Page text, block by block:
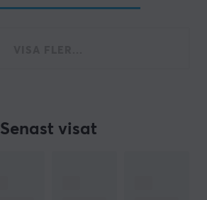
Senast visat